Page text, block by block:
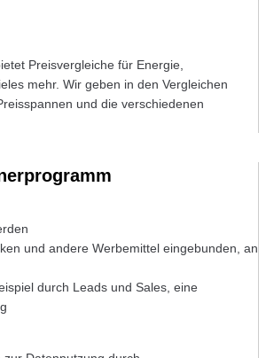
Preisvergleiche für Energie,
mehr. Wir geben in den Vergleichen
und die verschiedenen
und andere Werbemittel eingebunden, an
durch Leads und Sales, eine